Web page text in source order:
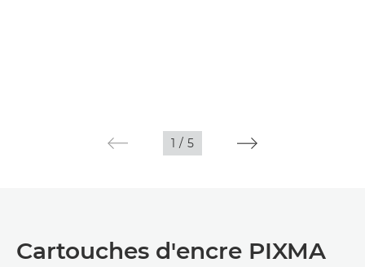
1 / 5
Cartouches d'encre PIXMA